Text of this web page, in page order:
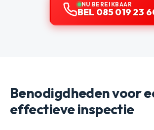
NU BEREIKBAAR
BEL 085 019 23
Benodigdheden voor
effectieve inspectie